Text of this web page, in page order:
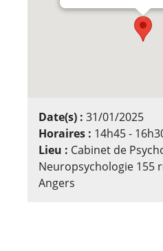
Date(s) : 31/01/2025
Horaires : 14h45 -
Lieu : Cabinet de
Neuropsychologie 155
Angers